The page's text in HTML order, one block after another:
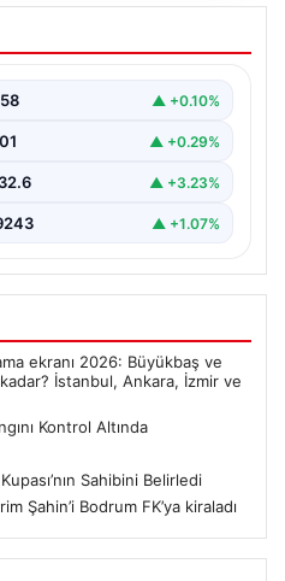
Yangını
de karadan yürütülen▲ +0.10%
▲ +0.29%
▲ +3.23%
▲ +1.07%
ekranı 2026: Büyükbaş ve
İstanbul, Ankara, İzmir ve
Kontrol Altında
Sahibini Belirledi
Şahin’i Bodrum FK’ya kiraladı